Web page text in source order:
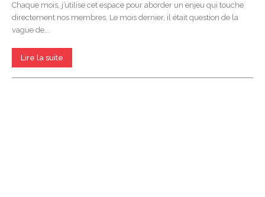
Chaque mois, j’utilise cet espace pour aborder un enjeu qui touche
directement nos membres. Le mois dernier, il était question de la
vague de...
Lire la suite